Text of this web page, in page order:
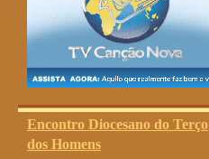
Encontro Diocesano do Terço
dos Homens